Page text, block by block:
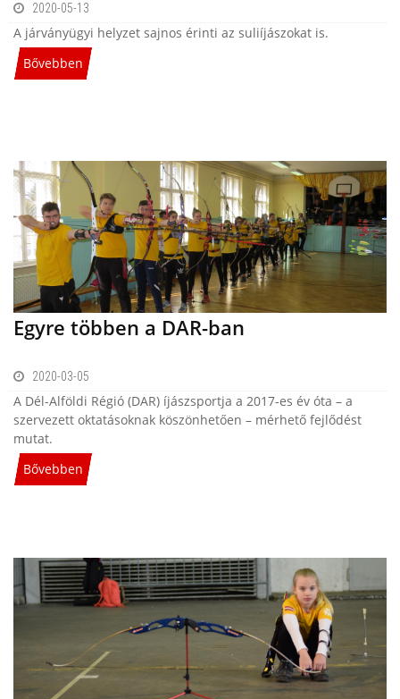
2020-05-13
A járványügyi helyzet sajnos érinti az suliíjászokat is.
Bővebben
Egyre többen a DAR-ban
2020-03-05
A Dél-Alföldi Régió (DAR) íjászsportja a 2017-es év óta – a
szervezett oktatásoknak köszönhetően – mérhető fejlődést
mutat.
Bővebben